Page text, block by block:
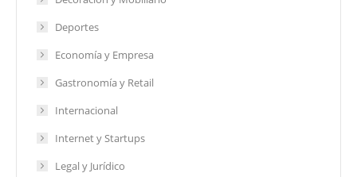
Deportes
Economía y Empresa
Gastronomía y Retail
Internacional
Internet y Startups
Legal y Jurídico